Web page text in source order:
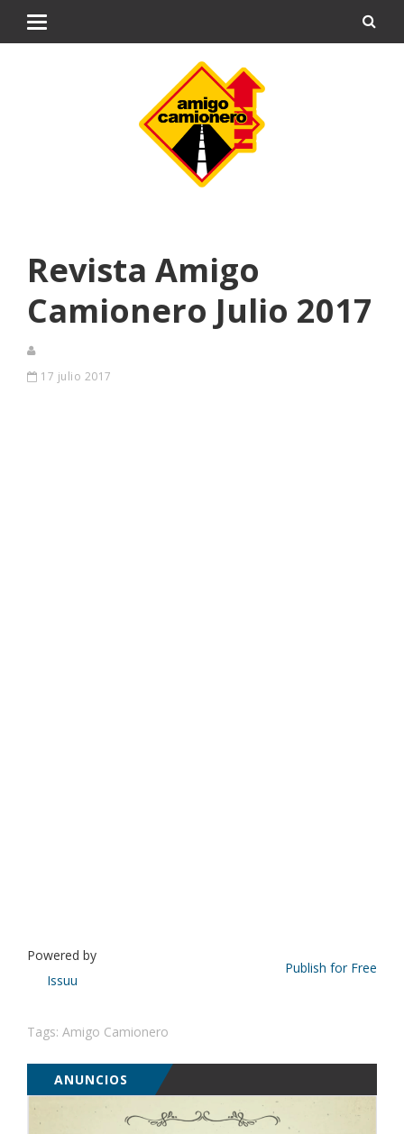
Revista Amigo
Camionero Julio 2017
17 julio 2017
Powered by
Issuu
Publish for Free
Tags: Amigo Camionero
ANUNCIOS